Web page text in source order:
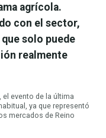
agrícola.
con el sector,
solo puede
realmente
el evento de la última
ya que representó
mercados de Reino